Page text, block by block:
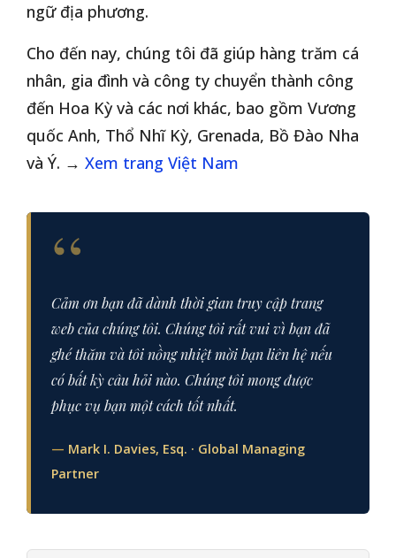
ngữ địa phương.
Cho đến nay, chúng tôi đã giúp hàng trăm cá
nhân, gia đình và công ty chuyển thành công
đến Hoa Kỳ và các nơi khác, bao gồm Vương
quốc Anh, Thổ Nhĩ Kỳ, Grenada, Bồ Đào Nha
và Ý. → Xem trang Việt Nam
“
Cảm ơn bạn đã dành thời gian truy cập trang
web của chúng tôi. Chúng tôi rất vui vì bạn đã
ghé thăm và tôi nồng nhiệt mời bạn liên hệ nếu
có bất kỳ câu hỏi nào. Chúng tôi mong được
phục vụ bạn một cách tốt nhất.
— Mark I. Davies, Esq. · Global Managing
Partner